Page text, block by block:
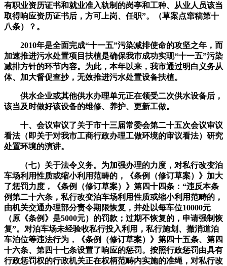
有职业资历证书和就业准入轨制的岗亭和工种、从业人员该当
取得响应资历证书后，方可上岗、任职”。（草案点窜稿第十
八条）？。
2010年是全面完成“十一五”污染减排使命的攻坚之年，而
加速推进污水处置项目扶植是确保我市成功实现“十一五”污染
减排方针的环节内容。为此，本年以来，我市通过明白义务从
体、加大督促查抄，无效推进污水处置设备扶植。
供水企业或其他供水办理单元正在领受二次供水设备后，
该当及时做好该设备的维修、养护、更新工做。
十、会议审议了关于市十三届常委会第二十五次会议审议
看法（即关于对我市工商行政办理工做环境的审议看法）研究
处置环境的演讲。
（七）关于法令义务。为加强办理的力度，对私行改变泊
车场利用性质或缩小利用范畴的，《条例（修订草案）》加大
了惩罚力度，《条例（修订草案）》第四十四条：“违反本条
例第二十六条，私行改变泊车场利用性质或缩小利用范畴的，
由机关交通办理部分责令期限恢复，并处以每车位10000元
（原《条例》是5000元）的罚款；过期不恢复的，申请强制恢
复”。对泊车场未经验收私行投入利用，私行施划、撤消道泊
车泊位等违法行为，《条例（修订草案）》第四十五条、第四
十六条、第四十七条设置了响应的惩罚。按照行政惩罚由具有
行政惩罚权的行政机关正在权柄范畴内实施的准绳，对私行改